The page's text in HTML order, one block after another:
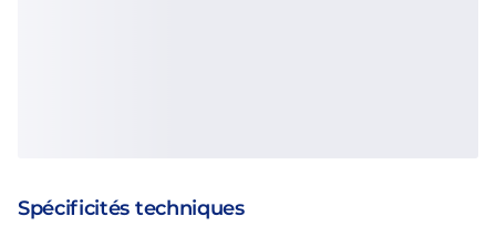
Spécificités techniques